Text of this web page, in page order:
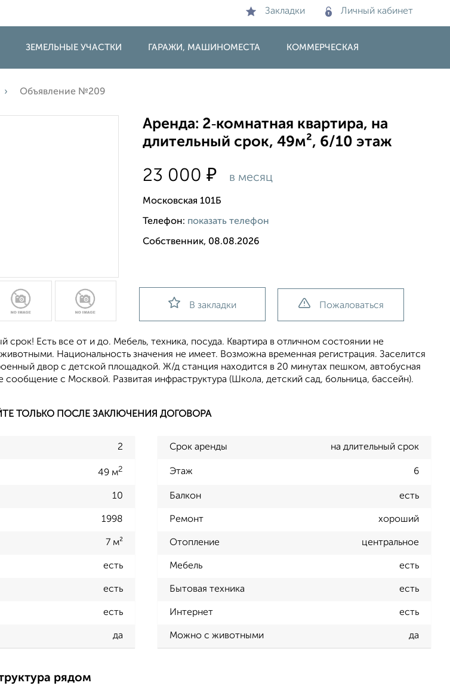
Закладки Личный кабинет
ЗЕМЕЛЬНЫЕ УЧАСТКИ ГАРАЖИ, МАШИНОМЕСТА КОММЕРЧЕСКАЯ
Объявление №209
Аренда: 2‑комнатная квартира, на
длительный срок, 49м², 6/10 этаж
23 000₽ в месяц
Московская 101Б
Телефон: показать телефон
Собственник, 08.08.2026
В закладки Пожаловаться
срок! Есть все от и до. Мебель, техника, посуда. Квартира в отличном состоянии не
Национальность значения не имеет. Возможна временная регистрация. Заселится
двор с детской площадкой. Ж/д станция находится в 20 минутах пешком, автобусная
сообщение с Москвой. Развитая инфраструктура (Школа, детский сад, больница, бассейн).
ТОЛЬКО ПОСЛЕ ЗАКЛЮЧЕНИЯ ДОГОВОРА
2 Срок аренды на длительный срок
49 м2 Этаж 6
10 Балкон есть
1998 Ремонт хороший
7 м² Отопление центральное
есть Мебель есть
есть Бытовая техника есть
есть Интернет есть
да Можно с животными да
рядом